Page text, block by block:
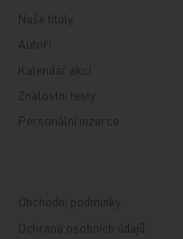
Naše tituly
Autoři
Kalendář akcí
Znalostní testy
Personální inzerce
Obchodní podmínky
Ochrana osobních údajů